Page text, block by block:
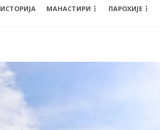
ИСТОРИЈА МАНАСТИРИ ПАРОХИЈЕ